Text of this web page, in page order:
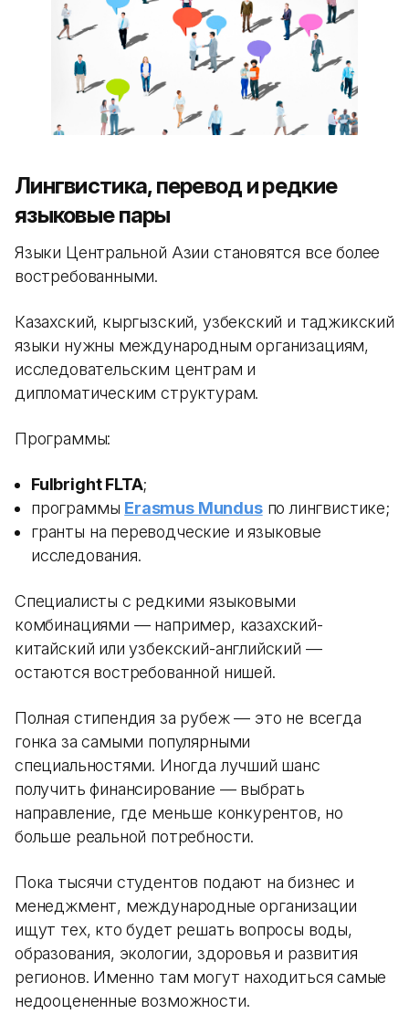
Лингвистика, перевод и редкие
языковые пары
Языки Центральной Азии становятся все более
востребованными.
Казахский, кыргызский, узбекский и таджикский
языки нужны международным организациям,
исследовательским центрам и
дипломатическим структурам.
Программы:
Fulbright FLTA;
программы Erasmus Mundusпо лингвистике;
гранты на переводческие и языковые
исследования.
Специалисты с редкими языковыми
комбинациями — например, казахский-
китайский или узбекский-английский —
остаются востребованной нишей.
Полная стипендия за рубеж — это не всегда
гонка за самыми популярными
специальностями. Иногда лучший шанс
получить финансирование — выбрать
направление, где меньше конкурентов, но
больше реальной потребности.
Пока тысячи студентов подают на бизнес и
менеджмент, международные организации
ищут тех, кто будет решать вопросы воды,
образования, экологии, здоровья и развития
регионов. Именно там могут находиться самые
недооцененные возможности.